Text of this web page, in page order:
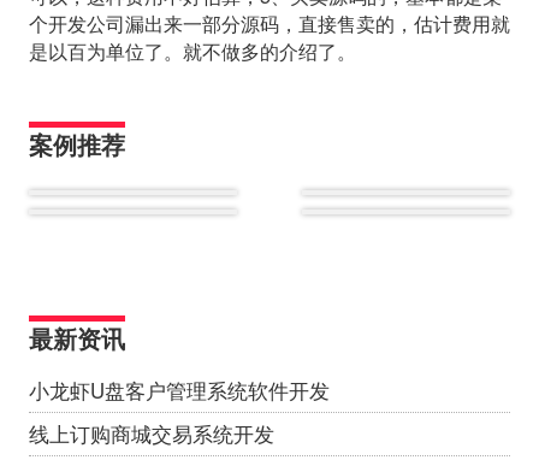
个开发公司漏出来一部分源码，直接售卖的，估计费用就
是以百为单位了。就不做多的介绍了。
案例推荐
最新资讯
小龙虾U盘客户管理系统软件开发
线上订购商城交易系统开发